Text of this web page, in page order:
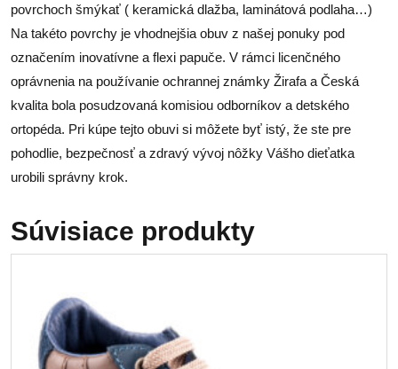
povrchoch šmýkať ( keramická dlažba, laminátová podlaha…)
Na takéto povrchy je vhodnejšia obuv z našej ponuky pod
označením inovatívne a flexi papuče. V rámci licenčného
oprávnenia na používanie ochrannej známky Žirafa a Česká
kvalita bola posudzovaná komisiou odborníkov a detského
ortopéda. Pri kúpe tejto obuvi si môžete byť istý, že ste pre
pohodlie, bezpečnosť a zdravý vývoj nôžky Vášho dieťatka
urobili správny krok.
Súvisiace produkty